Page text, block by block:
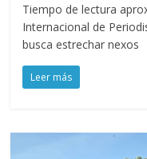
Tiempo de lectura
Internacional de
busca estrechar nexos
Leer más